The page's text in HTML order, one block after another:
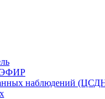
наблюдений